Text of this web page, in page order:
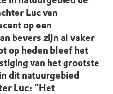
Luc van
op een
bevers zijn al vaker
op heden bleef het
van het grootste
dit natuurgebied
Luc: “Het